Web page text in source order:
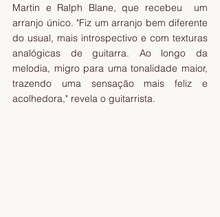
Martin e Ralph Blane, que recebeu  um
arranjo único. "Fiz um arranjo bem diferente
do usual, mais introspectivo e com texturas
analógicas de guitarra. Ao longo da
melodia, migro para uma tonalidade maior,
trazendo uma sensação mais feliz e
acolhedora," revela o guitarrista.